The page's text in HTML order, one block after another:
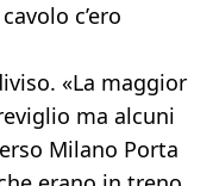
c’ero
«La maggior
ma alcuni
Milano Porta